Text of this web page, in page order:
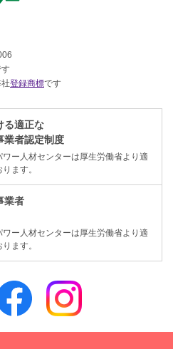
登録商標です
る適正な
業者認定制度
ー人材センターは厚生労働省より適
ます。
業者
ー人材センターは厚生労働省より適
ます。